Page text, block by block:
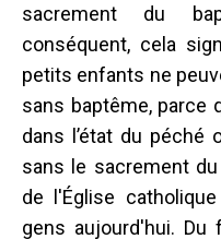
sacrement du
conséquent, cela
petits enfants ne
sans baptême, parce
dans l’état du péché
sans le sacrement
de l'Église
gens aujourd'hui. Du